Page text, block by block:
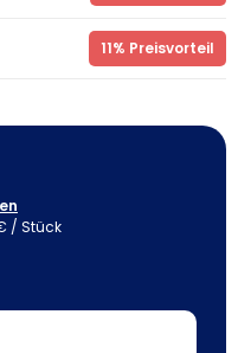
11% Preisvorteil
/ Stück